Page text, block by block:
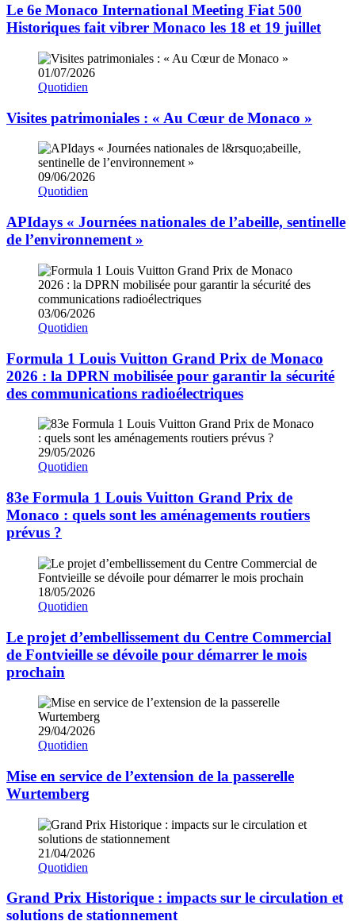
Le 6e Monaco International Meeting Fiat 500
Historiques fait vibrer Monaco les 18 et 19 juillet
01/07/2026
Quotidien
Visites patrimoniales : « Au Cœur de Monaco »
09/06/2026
Quotidien
APIdays « Journées nationales de l’abeille, sentinelle
de l’environnement »
03/06/2026
Quotidien
Formula 1 Louis Vuitton Grand Prix de Monaco
2026 : la DPRN mobilisée pour garantir la sécurité
des communications radioélectriques
29/05/2026
Quotidien
83e Formula 1 Louis Vuitton Grand Prix de
Monaco : quels sont les aménagements routiers
prévus ?
18/05/2026
Quotidien
Le projet d’embellissement du Centre Commercial
de Fontvieille se dévoile pour démarrer le mois
prochain
29/04/2026
Quotidien
Mise en service de l’extension de la passerelle
Wurtemberg
21/04/2026
Quotidien
Grand Prix Historique : impacts sur le circulation et
solutions de stationnement